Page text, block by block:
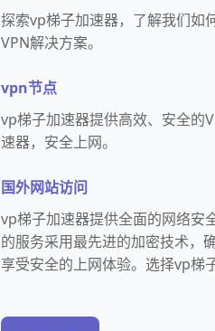
探索vp梯子加速器，了解我们如
VPN解决方案。
vpn节点
vp梯子加速器提供高效、安全的
速器，安全上网。
国外网站访问
vp梯子加速器提供全面的网络安
的服务采用最先进的加密技术，
享受安全的上网体验。选择vp梯